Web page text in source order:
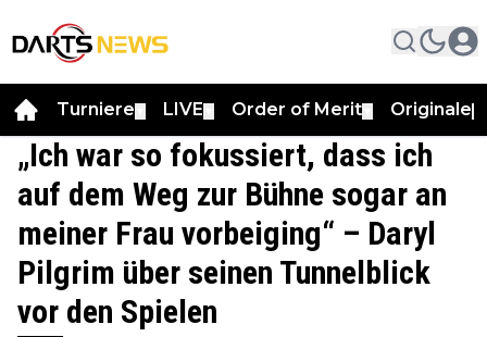
Turniere LIVE Order of Merit Originale
„Ich war so fokussiert, dass ich
auf dem Weg zur Bühne sogar an
meiner Frau vorbeiging“ – Daryl
Pilgrim über seinen Tunnelblick
vor den Spielen